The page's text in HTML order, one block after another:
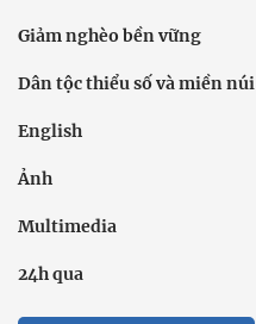
Giảm nghèo bền vững
Dân tộc thiểu số và miền núi
English
Ảnh
Multimedia
24h qua